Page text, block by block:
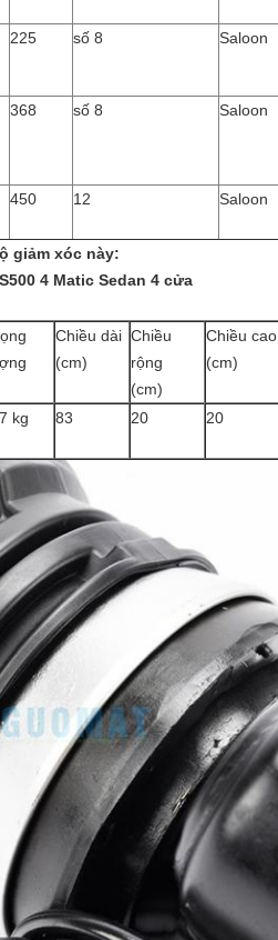
225 số 8 Saloon
368 số 8 Saloon
450 12 Saloon
giảm xóc này:
4 Matic Sedan 4 cửa
Chiều dài
(cm)
Chiều
rộng
(cm)
Chiều cao
(cm)
kg 83 20 20